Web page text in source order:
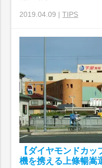
2019.04.09 |TIPS
【ダイヤモンドカ
機を携える上條暢嵩